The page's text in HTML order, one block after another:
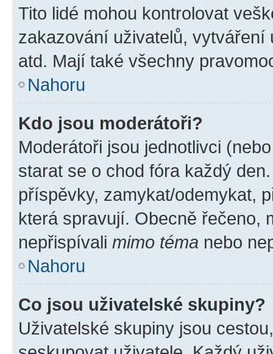
Tito lidé mohou kontrolovat
zakazování uživatelů,
atd. Mají také všechny
Nahoru
Kdo jsou moderátoři?
Moderátoři jsou jednotlivci
starat se o chod fóra každý
příspěvky, zamykat/odemykat,
která spravují. Obecně řečeno,
nepřispívali mimo téma nebo
Nahoru
Co jsou uživatelské skupiny?
Uživatelské skupiny jsou